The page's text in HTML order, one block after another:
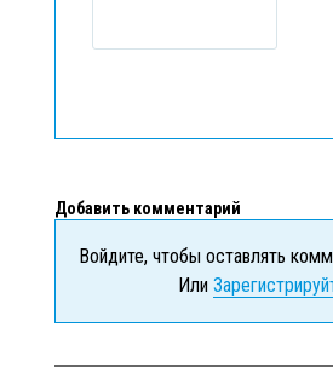
Добавить комментарий
Войдите, чтобы оставлять
Или